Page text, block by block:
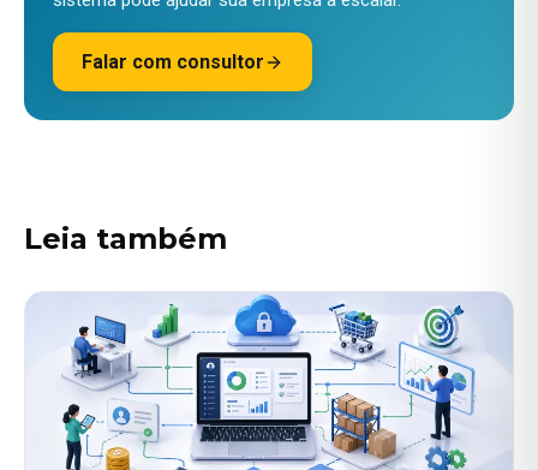
Falar com consultor
Leia também